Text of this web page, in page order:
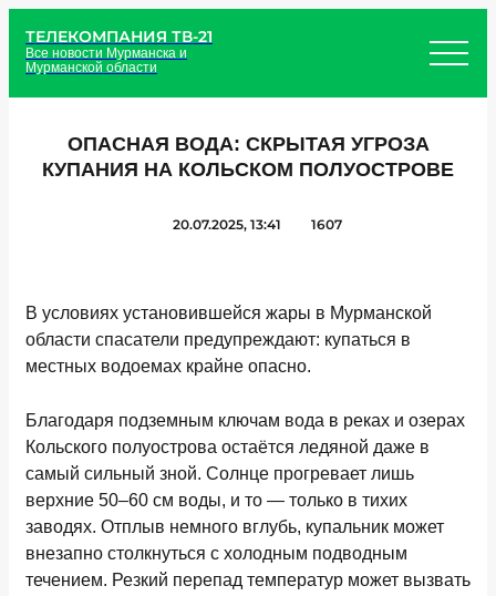
ТЕЛЕКОМПАНИЯ ТВ-21
Все новости Мурманска и
Мурманской области
ОПАСНАЯ ВОДА: СКРЫТАЯ УГРОЗА
КУПАНИЯ НА КОЛЬСКОМ ПОЛУОСТРОВЕ
20.07.2025, 13:41 1607
В условиях установившейся жары в Мурманской
области спасатели предупреждают: купаться в
местных водоемах крайне опасно.
Благодаря подземным ключам вода в реках и озерах
Кольского полуострова остаётся ледяной даже в
самый сильный зной. Солнце прогревает лишь
верхние 50–60 см воды, и то — только в тихих
заводях. Отплыв немного вглубь, купальник может
внезапно столкнуться с холодным подводным
течением. Резкий перепад температур может вызвать